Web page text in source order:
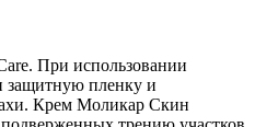
При использовании
защитную пленку и
Крем Моликар Скин